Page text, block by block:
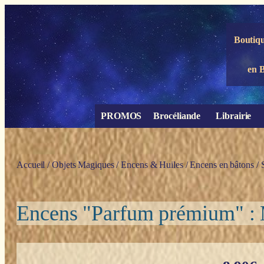
Panneau de gestion des cookies
en
PROMOS Brocéliande Librairie
Accueil/Objets Magiques/Encens & Huiles/Encens en bâtons/
Encens "Parfum prémium" :